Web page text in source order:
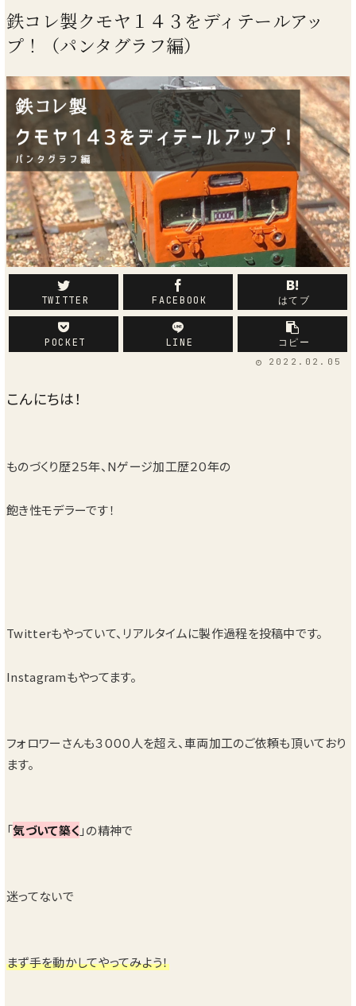
鉄コレ製クモヤ１４３をディテールアッ
プ！（パンタグラフ編）
TWITTER FACEBOOK はてブ
POCKET LINE コピー
2022.02.05
こんにちは！
ものづくり歴２５年、Nゲージ加工歴２０年の
飽き性モデラーです！
Twitterもやっていて、リアルタイムに製作過程を投稿中です。
Instagramもやってます。
フォロワーさんも３０００人を超え、車両加工のご依頼も頂いており
ます。
「気づいて築く 」の精神で
迷ってないで
まず手を動かしてやってみよう！